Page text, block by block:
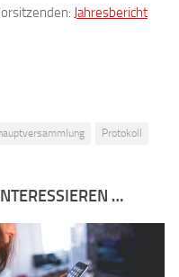
Jahresbericht
Protokoll
…